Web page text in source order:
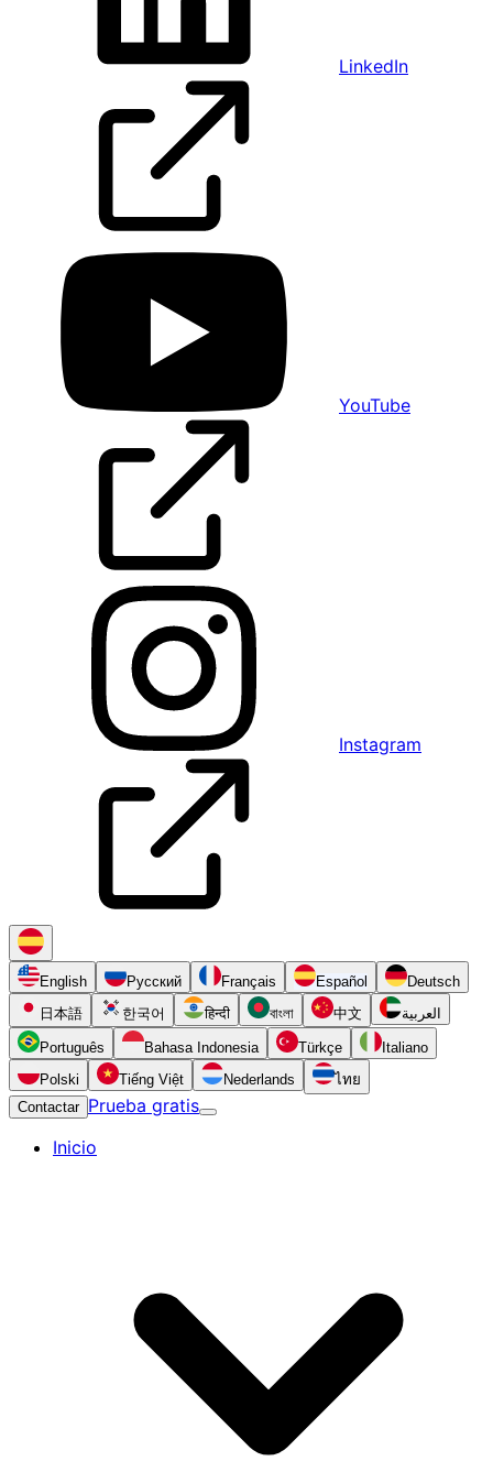
LinkedIn
YouTube
Instagram
English Русский Français Español
Deutsch
日本語
한국어 हिन्दी বাংলা 中文 العربية
Português Bahasa Indonesia Türkçe
Italiano
Polski
Tiếng Việt Nederlands
ไทย
Contactar Prueba gratis
Inicio